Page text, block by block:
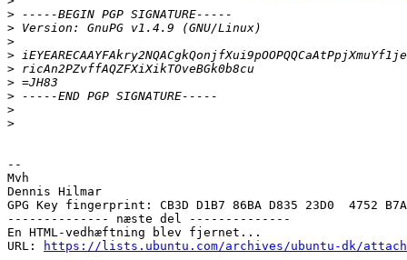
>
>
>
>
>
>
>
>
>
--
Mvh
Dennis Hilmar
GPG Key fingerprint: CB3D D1B7 86BA D835 23D0  4752
-------------- næste del --------------
En HTML-vedhæftning blev fjernet...
URL:
https://lists.ubuntu.com/archives/ubuntu-dk/